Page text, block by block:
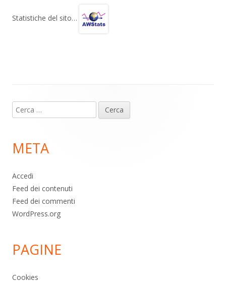
gr s b
Statistiche del sito…
piè
pagina
Ricerca
per:
META
Accedi
Feed dei contenuti
Feed dei commenti
WordPress.org
PAGINE
Cookies